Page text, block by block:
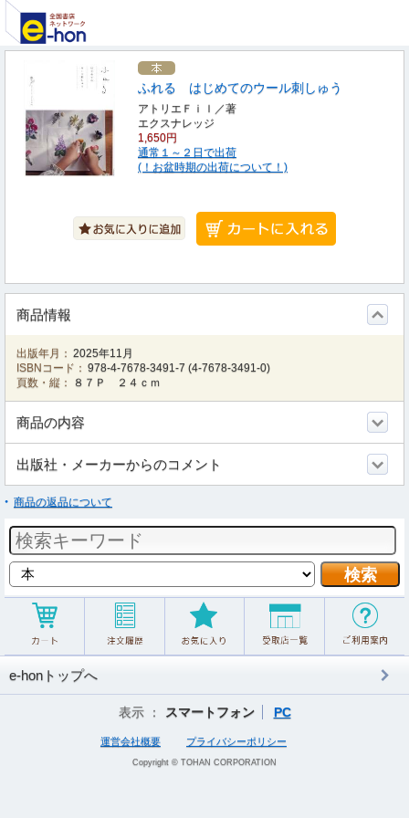
ふれる はじめてのウール刺しゅう
アトリエＦｉｌ／著
エクスナレッジ
1,650円
通常１～２日で出荷
(！お盆時期の出荷について！)
商品情報
出版年月： 2025年11月
ISBNコード： 978-4-7678-3491-7 (4-7678-3491-0)
頁数・縦：
８７Ｐ ２４ｃｍ
商品の内容
出版社・メーカーからのコメント
商品の返品について
e-honトップへ
表示 ： スマートフォン PC
運営会社概要 プライバシーポリシー
Copyright © TOHAN CORPORATION